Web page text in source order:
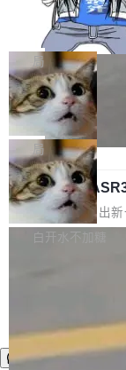
b 安装 支持 Java
x / Windows /
x / Harmony PC
r.org/solon...
个文件，其规模远
文窗口。随着项目
不断累积，代码仓
务逻辑等关键信息
件之中，形成高度
代码检索手段（如关
在语法层面完成文本
内涵与结构关联，导
理解大规模代码仓时
颈。 代码仓深度理
e深度理解服务"）
一条“删库”命令
师删光 89TB 数据
最高人民检察院8月
名90后算法工程师
服务器空间，删光
数据。 王某2024年
短剧部门，有互联网
调整期间，部门三次
移到B集群，王某都
数据。2024年9月3
的账号密码进入A集
称为"删库跑路"的
局
Cloudflare 分享推
che 量化 + 权重压
1%，成本降 30%
Kimi 和 GLM 是当
它们有一个共同的
的 Kimi K 系列和智
oE 架构的大模型，
存永远不够用。
一直在跑这些模型
整性保护。效果是
成本降低 30%，精
存 KV cache 是推理
局
腾讯混元 Hy
腾讯混元正式推出
3.0preview。基于
让语音识别不再只
先理解你的语境和意
到你。从“逐字转写
白开水不加糖